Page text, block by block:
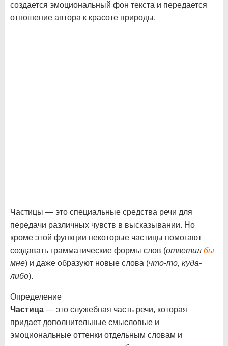
создается эмоциональный фон текста и передается
отношение автора к красоте природы.
Частицы — это специальные средства речи для
передачи различных чувств в высказывании. Но
кроме этой функции некоторые частицы помогают
создавать грамматические формы слов (ответил бы
мне) и даже образуют новые слова (что-то, куда-
либо).
Определение
Частица — это служебная часть речи, которая
придает дополнительные смысловые и
эмоциональные оттенки отдельным словам и